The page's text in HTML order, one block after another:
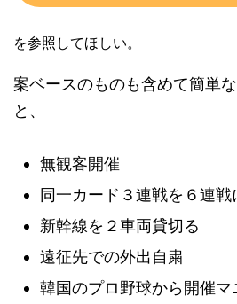
を参照してほしい。
案ベースのものも含めて簡単
と、
無観客開催
同一カード３連戦を６連戦
新幹線を２車両貸切る
遠征先での外出自粛
韓国のプロ野球から開催